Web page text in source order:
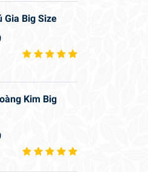
Gia Big Size
Kim Big